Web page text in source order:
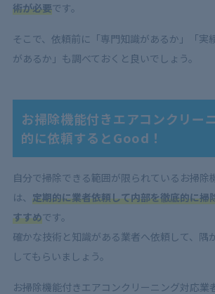
術が必要です。
そこで、依頼前に「専門知識があるか」「実
があるか」も調べておくと良いでしょう。
お掃除機能付きエアコンクリー
的に依頼するとGood！
自分で掃除できる範囲が限られているお掃除
は、 定期的に業者依頼して内部を徹底的に掃
すすめです。
確かな技術と知識がある業者へ依頼して、隅
してもらいましょう。
お掃除機能付きエアコンクリーニング対応業